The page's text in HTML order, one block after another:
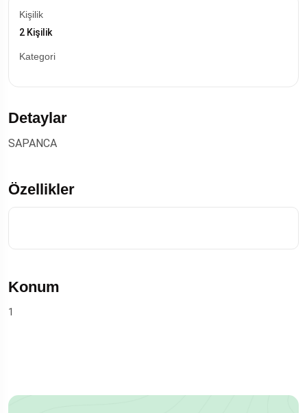
Kişilik
2 Kişilik
Kategori
Detaylar
SAPANCA
Özellikler
Konum
1